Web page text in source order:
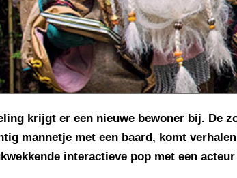
krijgt er een nieuwe bewoner bij. De
mannetje met een baard, komt
interactieve pop met een